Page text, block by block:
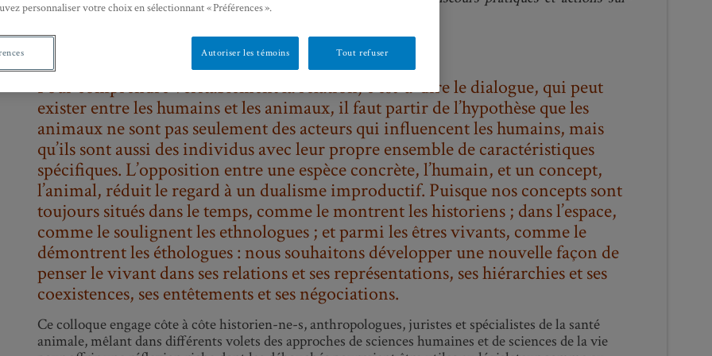
le-monde-animal/
Pour comprendre véritablement la relation, c’est-à-dire le dialogue, qui peut
exister entre les humains et les animaux, il faut partir de l’hypothèse que les
animaux ne sont pas seulement des acteurs qui influencent les humains, mais
qu’ils sont aussi des individus avec leur propre ensemble de caractéristiques
spécifiques. L’opposition entre une espèce concrète, l’humain, et un concept,
l’animal, réduit le regard à un dualisme improductif. Puisque nos concepts sont
toujours situés dans le temps, comme le montrent les historiens ; dans l’espace,
comme le soulignent les ethnologues ; et parmi les êtres vivants, comme le
démontrent les éthologues : nous souhaitons développer une nouvelle façon de
penser le vivant dans ses relations et ses représentations, ses hiérarchies et ses
coexistences, ses entêtements et ses négociations.
Ce colloque engage côte à côte historien-ne-s, anthropologues, juristes et spécialistes de la santé
animale, mêlant dans différents volets des approches de sciences humaines et de sciences de la vie
personnaliser votre choix en sélectionnant « Préférences ».
Tout refuser
Autoriser les témoins